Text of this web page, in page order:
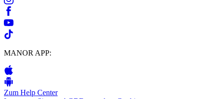
MANOR APP:
Zum Help Center